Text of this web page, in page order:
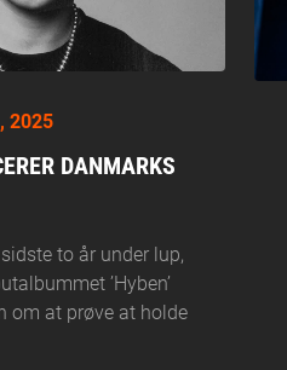
2025
DANMARKS
to år under lup,
’Hyben’
om at prøve at holde